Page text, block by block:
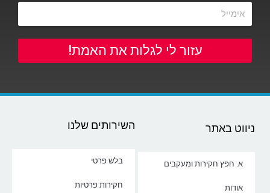
עזור לי לגלות את האמת!
ניווט באתר
א. חפץ חקירות ומעקבים
אודות
השירותים שלנו
בלש פרטי
חקירות פרטיות